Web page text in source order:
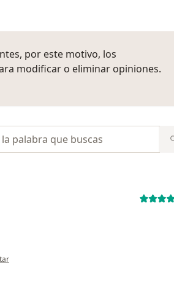
por este motivo, los
modificar o eliminar opiniones.
opiniones
del usuario usuario